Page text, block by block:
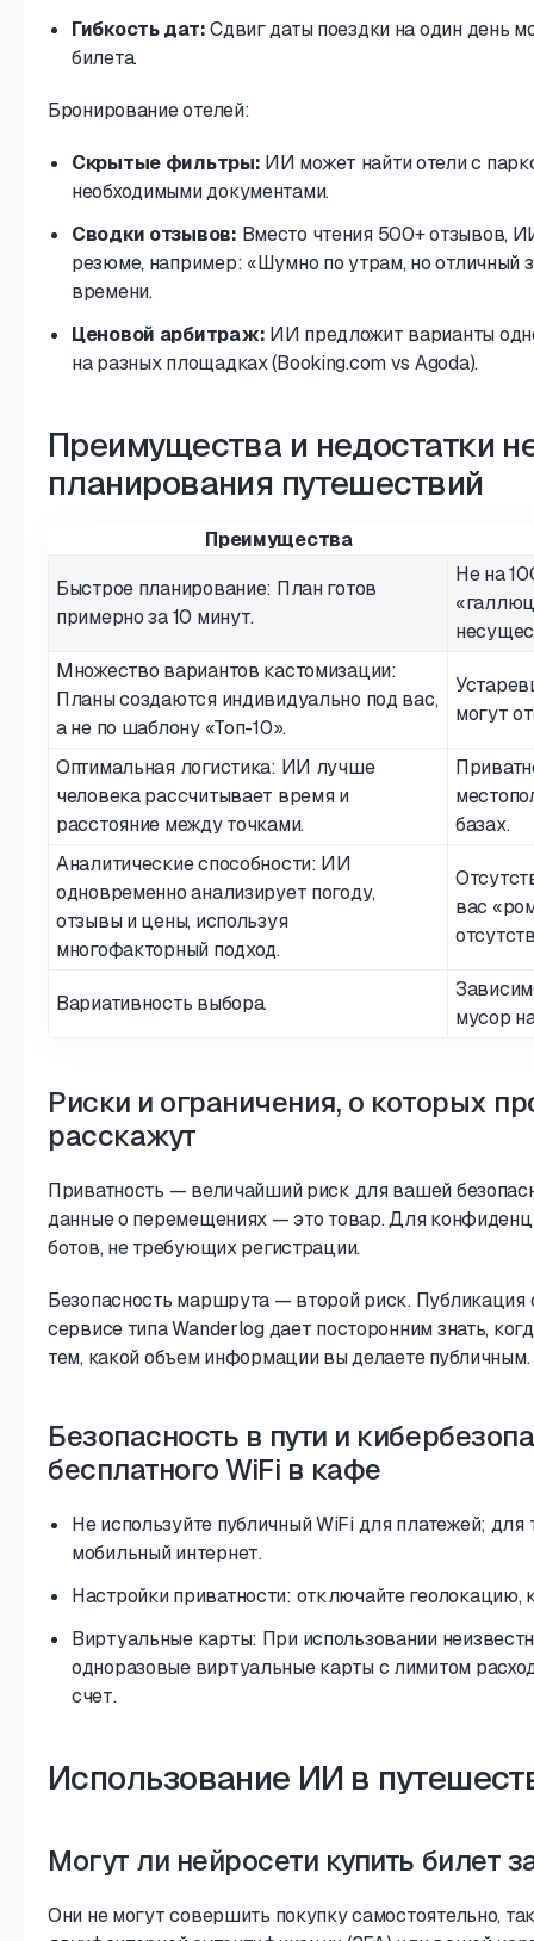
Гибкость дат:Сдвиг даты поездки на один день
билета.
Бронирование отелей:
Скрытые фильтры: ИИ может найти отели с
необходимыми документами.
Сводки отзывов: Вместо чтения 500+ отзывов,
резюме, например: «Шумно по утрам, но отличный
времени.
Ценовой арбитраж: ИИ предложит варианты
на разных площадках (Booking.com vs Agoda).
Преимущества и недостатки
планирования путешествий
Преимущества
Быстрое планирование: План готов
примерно за 10 минут.
Не на
Множество вариантов кастомизации:
Планы создаются индивидуально под вас,
а не по шаблону «Топ-10».
могут
Оптимальная логистика: ИИ лучше
человека рассчитывает время и
расстояние между точками.
базах.
Аналитические способности: ИИ
одновременно анализирует погоду,
отзывы и цены, используя
многофакторный подход.
вас
Вариативность выбора.
мусор
Риски и ограничения, о которых
расскажут
Приватность — величайший риск для вашей
данные о перемещениях — это товар. Для
ботов, не требующих регистрации.
Безопасность маршрута — второй риск.
сервисе типа Wanderlog дает посторонним знать,
тем, какой объем информации вы делаете публичным.
Безопасность в пути и
бесплатного WiFi в кафе
Не используйте публичный WiFi для платежей; для
мобильный интернет.
Настройки приватности: отключайте геолокацию,
Виртуальные карты: При использовании
одноразовые виртуальные карты с лимитом
счет.
Использование ИИ в
Могут ли нейросети купить билет
Они не могут совершить покупку самостоятельно,